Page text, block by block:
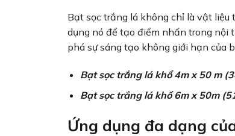
Bạt sọc trắng lá không chỉ là vật
dụng nó để tạo điểm nhấn trong nội
phá sự sáng tạo không giới hạn của
Bạt sọc trắng lá khổ 4m x 50 m
Bạt sọc trắng lá khổ 6m x 50m
Ứng dụng đa dạng